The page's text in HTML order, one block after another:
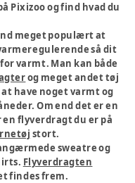
Pixizoo og find hvad du
meget populært at
så dit
varmt. Man kan både
og meget andet tøj
have noget varmt og
Om end det er en
flyverdragt du er på
stort.
sweatre og
Flyverdragten
findes frem.